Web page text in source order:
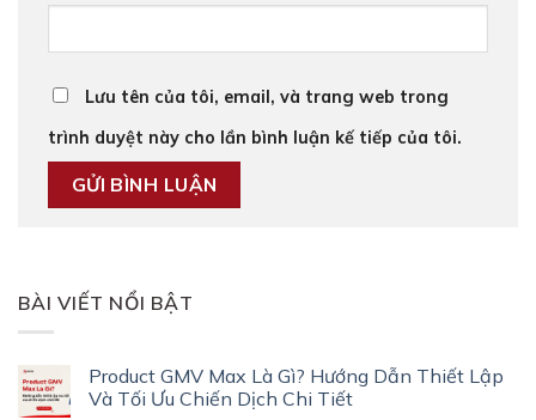
Lưu tên của tôi, email, và trang web trong
trình duyệt này cho lần bình luận kế tiếp của tôi.
BÀI VIẾT NỔI BẬT
Product GMV Max Là Gì? Hướng Dẫn Thiết Lập
Và Tối Ưu Chiến Dịch Chi Tiết